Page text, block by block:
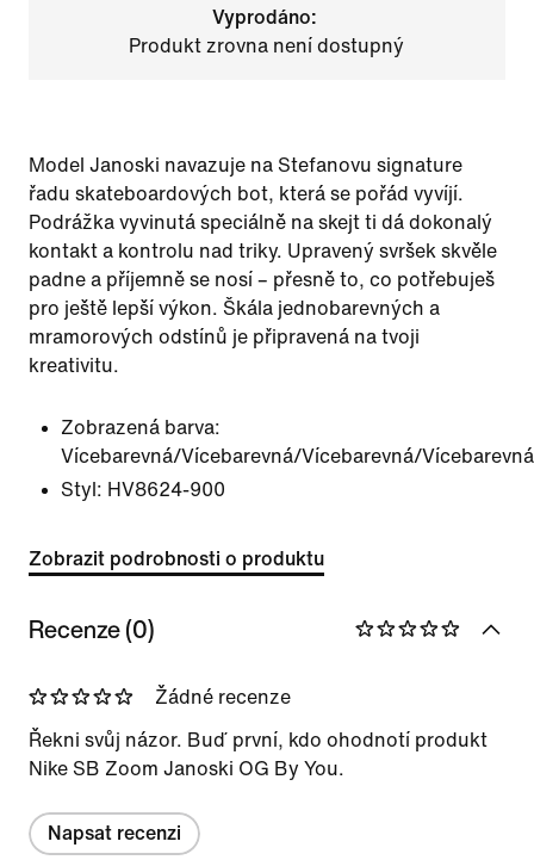
Vyprodáno:
Produkt zrovna není dostupný
Model Janoski navazuje na Stefanovu signature
řadu skateboardových bot, která se pořád vyvíjí.
Podrážka vyvinutá speciálně na skejt ti dá dokonalý
kontakt a kontrolu nad triky. Upravený svršek skvěle
padne a příjemně se nosí – přesně to, co potřebuješ
pro ještě lepší výkon. Škála jednobarevných a
mramorových odstínů je připravená na tvoji
kreativitu.
Zobrazená barva:
Vícebarevná/Vícebarevná/Vícebarevná/Vícebarevná
Styl: HV8624-900
Zobrazit podrobnosti o produktu
Recenze (0)
Žádné recenze
Řekni svůj názor. Buď první, kdo ohodnotí produkt
Nike SB Zoom Janoski OG By You.
Napsat recenzi